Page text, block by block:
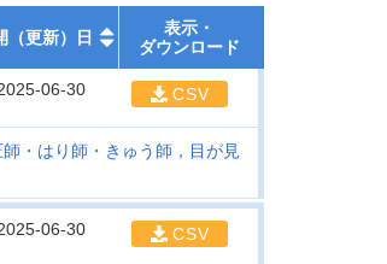
（更新）日
表示・
ダウンロード
06-30 CSV
・はり師・きゅう師，目が見
06-30 CSV